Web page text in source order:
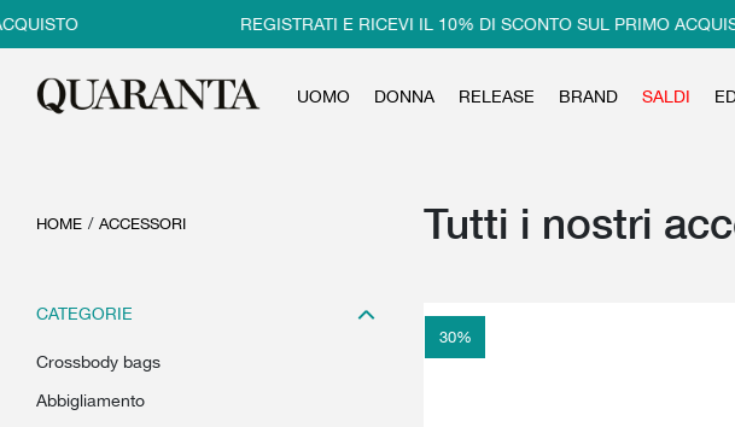
REGISTRATI E RICEVI IL 10% DI SCONTO SUL PRIMO ACQUISTO
UOMO DONNA RELEASE BRAND SALDI
HOME / ACCESSORI Tutti i nostri
CATEGORIE
crossbody bags
abbigliamento
30%